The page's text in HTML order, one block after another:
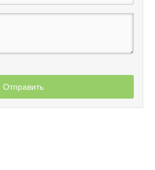
Отправить